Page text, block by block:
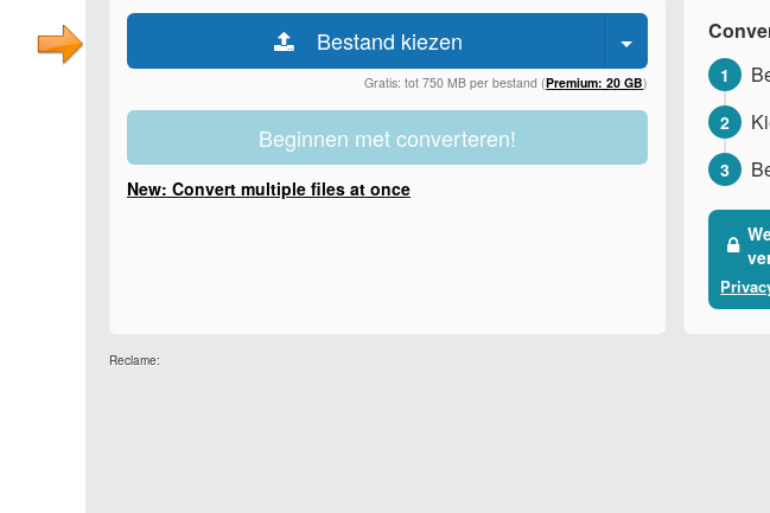
Bestand kiezen
Gratis: tot 750 MB per bestand (Premium: 20 GB)
Beginnen met converteren!
New: Convert multiple files at once
1
2
3
Reclame: